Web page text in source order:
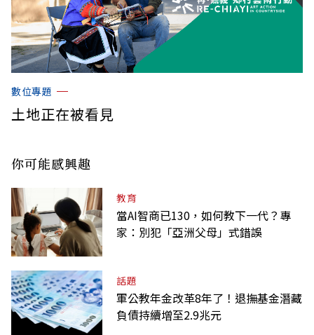
數位專題
土地正在被看見
你可能感興趣
教育
當AI智商已130，如何教下一代？專
家：別犯「亞洲父母」式錯誤
話題
軍公教年金改革8年了！退撫基金潛藏
負債持續增至2.9兆元